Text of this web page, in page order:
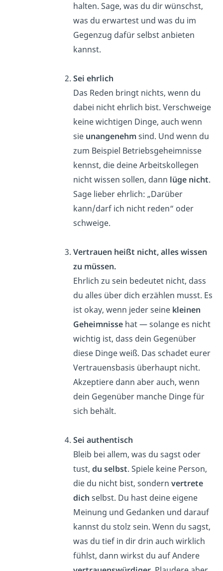
halten. Sage, was du dir wünschst,
was du erwartest und was du im
Gegenzug dafür selbst anbieten
kannst.
Sei ehrlich
Das Reden bringt nichts, wenn du
dabei nicht ehrlich bist. Verschweige
keine wichtigen Dinge, auch wenn
sie unangenehmsind. Und wenn du
zum Beispiel Betriebsgeheimnisse
kennst, die deine Arbeitskollegen
nicht wissen sollen, dann lüge nicht.
Sage lieber ehrlich: „Darüber
kann/darf ich nicht reden“ oder
schweige.
Vertrauen heißt nicht, alles wissen
zu müssen.
Ehrlich zu sein bedeutet nicht, dass
du alles über dich erzählen musst. Es
ist okay, wenn jeder seine kleinen
Geheimnissehat — solange es nicht
wichtig ist, dass dein Gegenüber
diese Dinge weiß. Das schadet eurer
Vertrauensbasis überhaupt nicht.
Akzeptiere dann aber auch, wenn
dein Gegenüber manche Dinge für
sich behält.
Sei authentisch
Bleib bei allem, was du sagst oder
tust, du selbst. Spiele keine Person,
die du nicht bist, sondern vertrete
dich selbst. Du hast deine eigene
Meinung und Gedanken und darauf
kannst du stolz sein. Wenn du sagst,
was du tief in dir drin auch wirklich
fühlst, dann wirkst du auf Andere